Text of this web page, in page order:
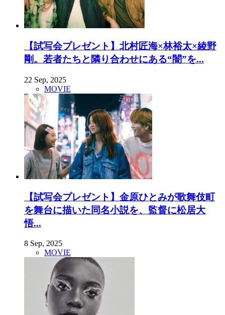
【試写会プレゼント】北村匠海×林裕太×綾野
剛。若者たちと隣り合わせにある“闇”を...
22 Sep, 2025
MOVIE
【試写会プレゼント】金原ひとみが歌舞伎町
を舞台に描いた同名小説を、監督に松居大
悟...
8 Sep, 2025
MOVIE